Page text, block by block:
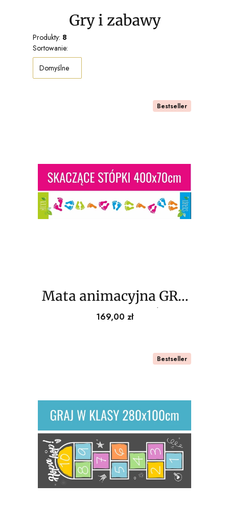
Gry i zabawy
Produkty: 8
Lista produktów
Sortowanie:
Domyślne
Bestseller
Mata animacyjna GRA
XXL skaczące stópki
Cena
169,00 zł
Bestseller